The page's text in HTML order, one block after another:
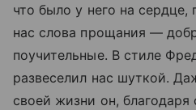
что было у него на
нас слова прощания —
поучительные. В стиле
развеселил нас шуткой.
своей жизни он,